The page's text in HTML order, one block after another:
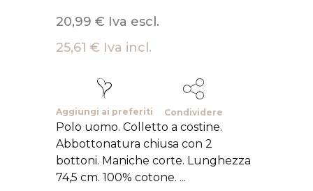
20,99 € Iva escl.
25,61 € Iva incl.
Aggiungi ai preferiti Condividere
Polo uomo. Colletto a costine.
Abbottonatura chiusa con 2
bottoni. Maniche corte. Lunghezza
74,5 cm. 100% cotone. ...